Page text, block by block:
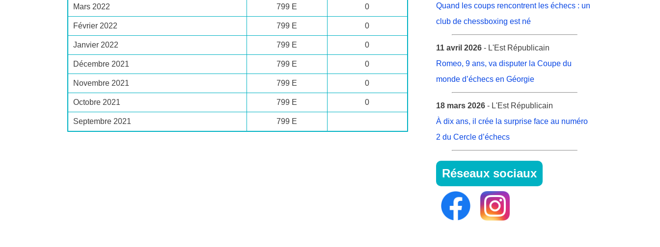
Mars 2022 799 E 0
Février 2022 799 E 0
Janvier 2022 799 E 0
Décembre 2021 799 E 0
Novembre 2021 799 E 0
Octobre 2021 799 E 0
Septembre 2021 799 E
Quand les coups rencontrent les échecs : un
club de chessboxing est né
11 avril 2026- L'Est Républicain
Romeo, 9 ans, va disputer la Coupe du
monde d’échecs en Géorgie
18 mars 2026- L'Est Républicain
À dix ans, il crée la surprise face au numéro
2 du Cercle d’échecs
Réseaux sociaux